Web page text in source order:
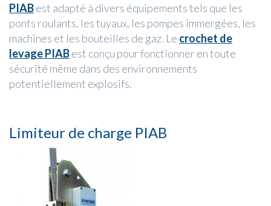
PIABest adapté à divers équipements tels que les
ponts roulants, les tuyaux, les pompes immergées, les
machines et les bouteilles de gaz. Le crochet de
levage PIABest conçu pour fonctionner en toute
sécurité même dans des environnements
potentiellement explosifs.
Limiteur de charge PIAB